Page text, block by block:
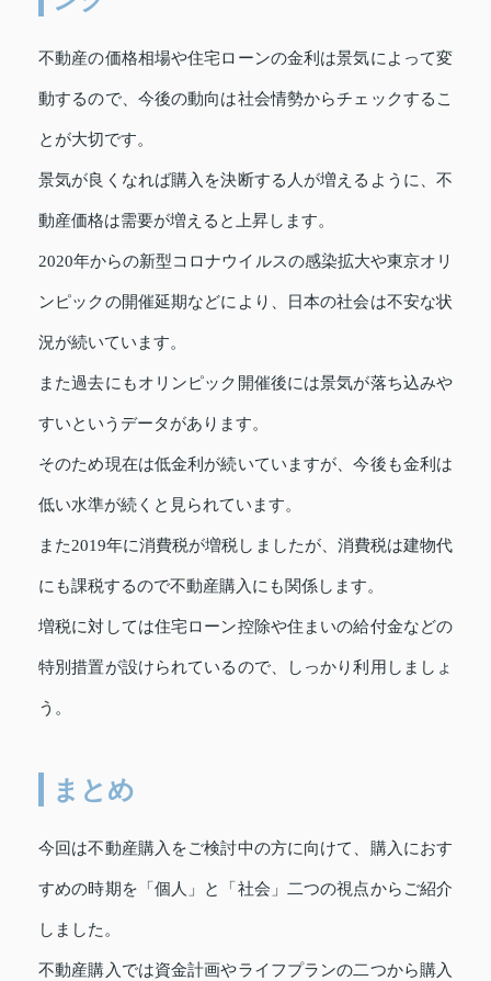
不動産の価格相場や住宅ローンの金利は景気によって変
動するので、今後の動向は社会情勢からチェックするこ
とが大切です。
景気が良くなれば購入を決断する人が増えるように、不
動産価格は需要が増えると上昇します。
2020年からの新型コロナウイルスの感染拡大や東京オリ
ンピックの開催延期などにより、日本の社会は不安な状
況が続いています。
また過去にもオリンピック開催後には景気が落ち込みや
すいというデータがあります。
そのため現在は低金利が続いていますが、今後も金利は
低い水準が続くと見られています。
また2019年に消費税が増税しましたが、消費税は建物代
にも課税するので不動産購入にも関係します。
増税に対しては住宅ローン控除や住まいの給付金などの
特別措置が設けられているので、しっかり利用しましょ
う。
まとめ
今回は不動産購入をご検討中の方に向けて、購入におす
すめの時期を「個人」と「社会」二つの視点からご紹介
しました。
不動産購入では資金計画やライフプランの二つから購入